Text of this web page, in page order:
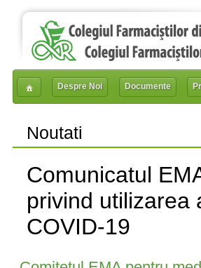
Despre Noi Documente
Noutati
Comunicatul
privind utilizarea
COVID-19